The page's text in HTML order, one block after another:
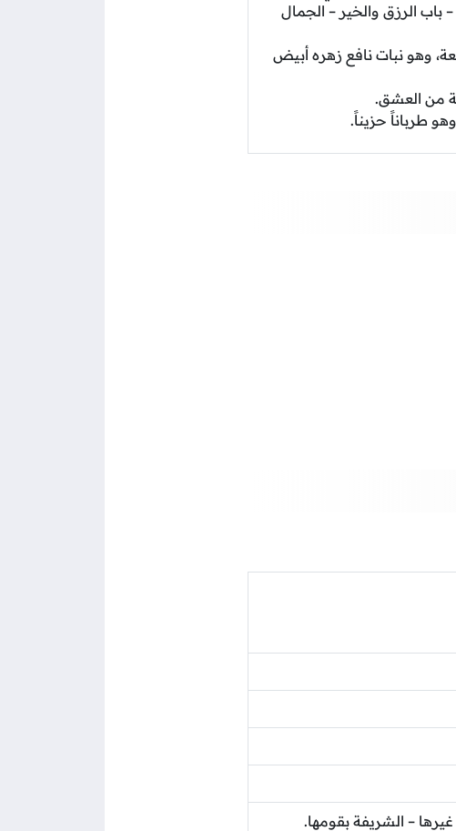
الرزق والخير – الجمال
وهو نبات نافع زهره أبيض
من العشق.
طرباناً حزيناً.
– الشريفة بقومها.